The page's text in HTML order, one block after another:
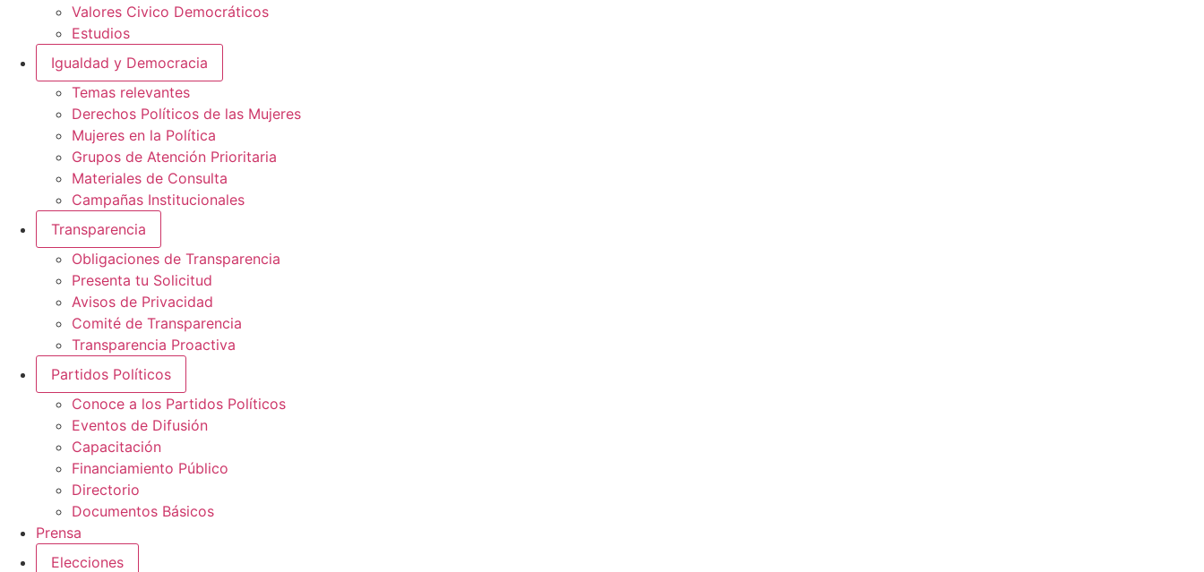
Valores Civico Democráticos
Estudios
Igualdad y Democracia
Temas relevantes
Derechos Políticos de las Mujeres
Mujeres en la Política
Grupos de Atención Prioritaria
Materiales de Consulta
Campañas Institucionales
Transparencia
Obligaciones de Transparencia
Presenta tu Solicitud
Avisos de Privacidad
Comité de Transparencia
Transparencia Proactiva
Partidos Políticos
Conoce a los Partidos Políticos
Eventos de Difusión
Capacitación
Financiamiento Público
Directorio
Documentos Básicos
Prensa
Elecciones